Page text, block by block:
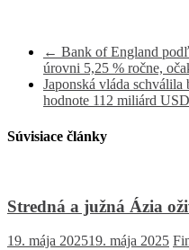
← Bank of England
úrovni 5,25 % ročne,
Japonská vláda
hodnote 112 miliárd USD
Súvisiace články
Stredná a južná Ázia
19. mája 202519. mája 2025